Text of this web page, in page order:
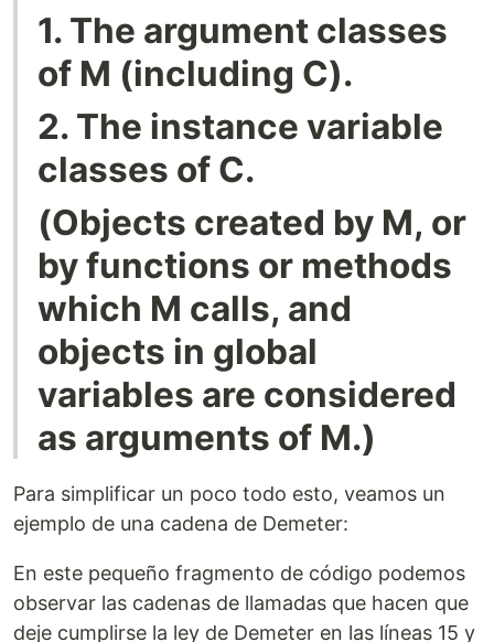
1. The argument classes
of M (including C).
2. The instance variable
classes of C.
(Objects created by M, or
by functions or methods
which M calls, and
objects in global
variables are considered
as arguments of M.)
Para simplificar un poco todo esto, veamos un
ejemplo de una cadena de Demeter:
En este pequeño fragmento de código podemos
observar las cadenas de llamadas que hacen que
deje cumplirse la ley de Demeter en las líneas 15 y